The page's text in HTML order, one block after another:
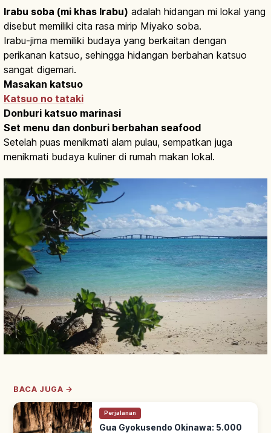
Irabu soba (mi khas Irabu) adalah hidangan mi lokal yang
disebut memiliki cita rasa mirip Miyako soba.
Irabu-jima memiliki budaya yang berkaitan dengan
perikanan katsuo, sehingga hidangan berbahan katsuo
sangat digemari.
Masakan katsuo
Katsuo no tataki
Donburi katsuo marinasi
Set menu dan donburi berbahan seafood
Setelah puas menikmati alam pulau, sempatkan juga
menikmati budaya kuliner di rumah makan lokal.
BACA JUGA →
Perjalanan
Gua Gyokusendo Okinawa: 5.000